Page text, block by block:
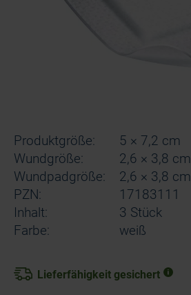
Produktgröße:
5 × 7,2 cm
Wundgröße:
2,6 × 3,8 cm
Wundpadgröße:
2,6 × 3,8 cm
PZN:
17183111
Inhalt:
3 Stück
Farbe:
weiß
Lieferfähigkeit gesichert